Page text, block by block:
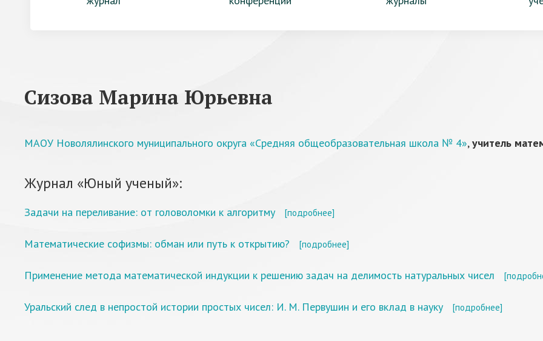
Сизова Марина Юрьевна
МАОУ Новолялинского муниципального округа «Средняя общеобразовательная школа № 4»,учитель
Журнал «Юный ученый»:
Задачи на переливание: от головоломки к алгоритму [подробнее]
Математические софизмы: обман или путь к открытию? [подробнее]
Применение метода математической индукции к решению задач на делимость натуральных чисел
Уральский след в непростой истории простых чисел: И. М. Первушин и его вклад в науку [подробнее]